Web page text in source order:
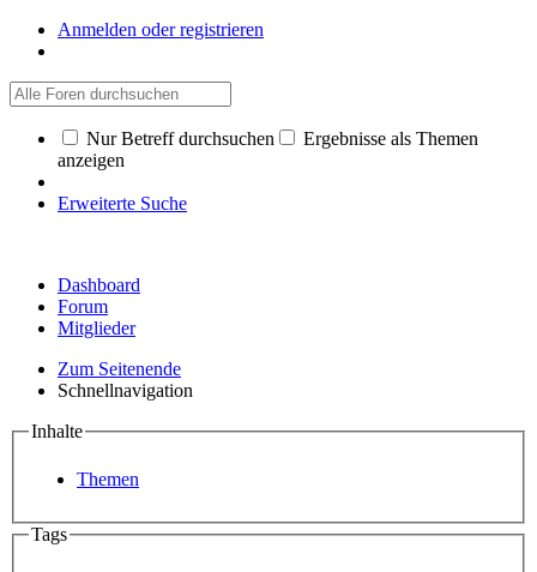
Anmelden oder registrieren
Nur Betreff durchsuchen
Ergebnisse als Themen
anzeigen
Erweiterte Suche
Dashboard
Forum
Mitglieder
Zum Seitenende
Schnellnavigation
Inhalte
Themen
Tags